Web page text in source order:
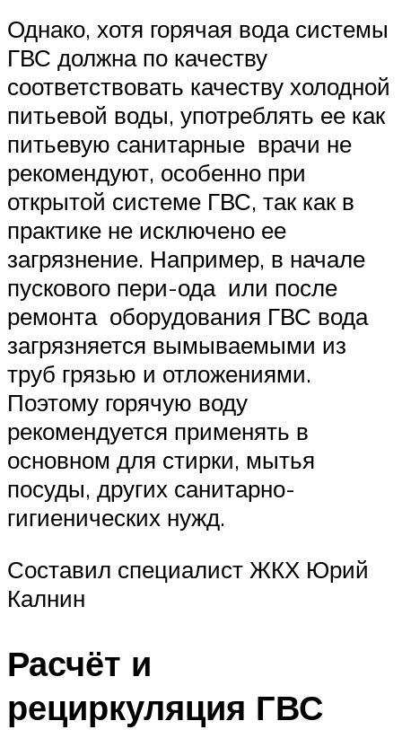
Однако, хотя горячая вода системы
ГВС должна по качеству
соответствовать качеству холодной
питьевой воды, употреблять ее как
питьевую санитарные врачи не
рекомендуют, особенно при
открытой системе ГВС, так как в
практике не исключено ее
загрязнение. Например, в начале
пускового пери-ода или после
ремонта оборудования ГВС вода
загрязняется вымываемыми из
труб грязью и отложениями.
Поэтому горячую воду
рекомендуется применять в
основном для стирки, мытья
посуды, других санитарно-
гигиенических нужд.
Составил специалист ЖКХ Юрий
Калнин
Расчёт и
рециркуляция ГВС